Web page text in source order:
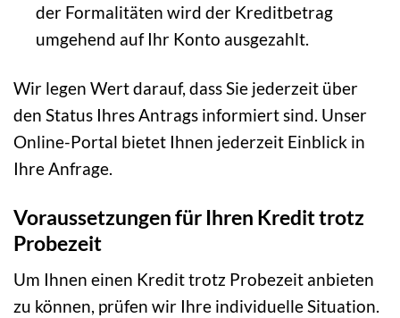
der Formalitäten wird der Kreditbetrag
umgehend auf Ihr Konto ausgezahlt.
Wir legen Wert darauf, dass Sie jederzeit über
den Status Ihres Antrags informiert sind. Unser
Online-Portal bietet Ihnen jederzeit Einblick in
Ihre Anfrage.
Voraussetzungen für Ihren Kredit trotz
Probezeit
Um Ihnen einen Kredit trotz Probezeit anbieten
zu können, prüfen wir Ihre individuelle Situation.